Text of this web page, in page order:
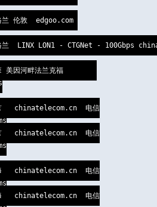
敦  edgoo.com
LINX LON1 - CTGNet - 100Gbps
美因河畔法兰克福
chinatelecom.cn  电信
chinatelecom.cn  电信
chinatelecom.cn  电信
chinatelecom.cn  电信